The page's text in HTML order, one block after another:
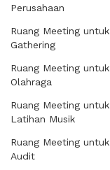
Perusahaan
Ruang Meeting untuk
Gathering
Ruang Meeting untuk
Olahraga
Ruang Meeting untuk
Latihan Musik
Ruang Meeting untuk
Audit